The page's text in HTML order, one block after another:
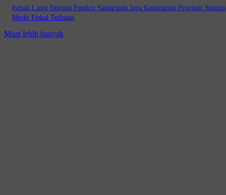
Ismail Latisi Dorong Pemkot Samarinda Jaga Konsistensi Program
Meski Fiskal Terbatas
Muat lebih banyak